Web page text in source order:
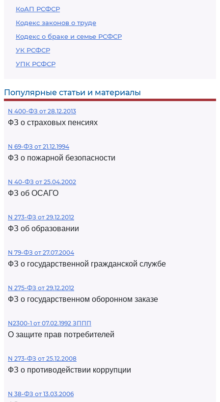
КоАП РСФСР
Кодекс законов о труде
Кодекс о браке и семье РСФСР
УК РСФСР
УПК РСФСР
Популярные статьи и материалы
N 400-ФЗ от 28.12.2013
ФЗ о страховых пенсиях
N 69-ФЗ от 21.12.1994
ФЗ о пожарной безопасности
N 40-ФЗ от 25.04.2002
ФЗ об ОСАГО
N 273-ФЗ от 29.12.2012
ФЗ об образовании
N 79-ФЗ от 27.07.2004
ФЗ о государственной гражданской службе
N 275-ФЗ от 29.12.2012
ФЗ о государственном оборонном заказе
N2300-1 от 07.02.1992 ЗППП
О защите прав потребителей
N 273-ФЗ от 25.12.2008
ФЗ о противодействии коррупции
N 38-ФЗ от 13.03.2006